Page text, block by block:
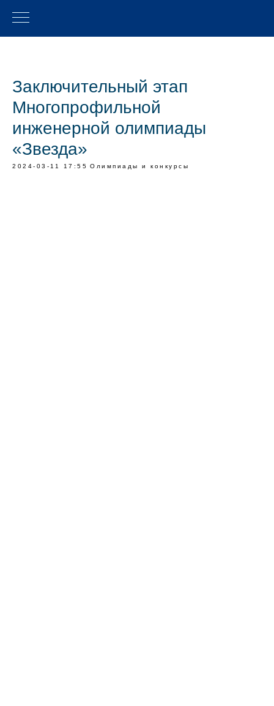
Заключительный этап
Многопрофильной
инженерной олимпиады
«Звезда»
2024-03-11 17:55 Олимпиады и конкурсы